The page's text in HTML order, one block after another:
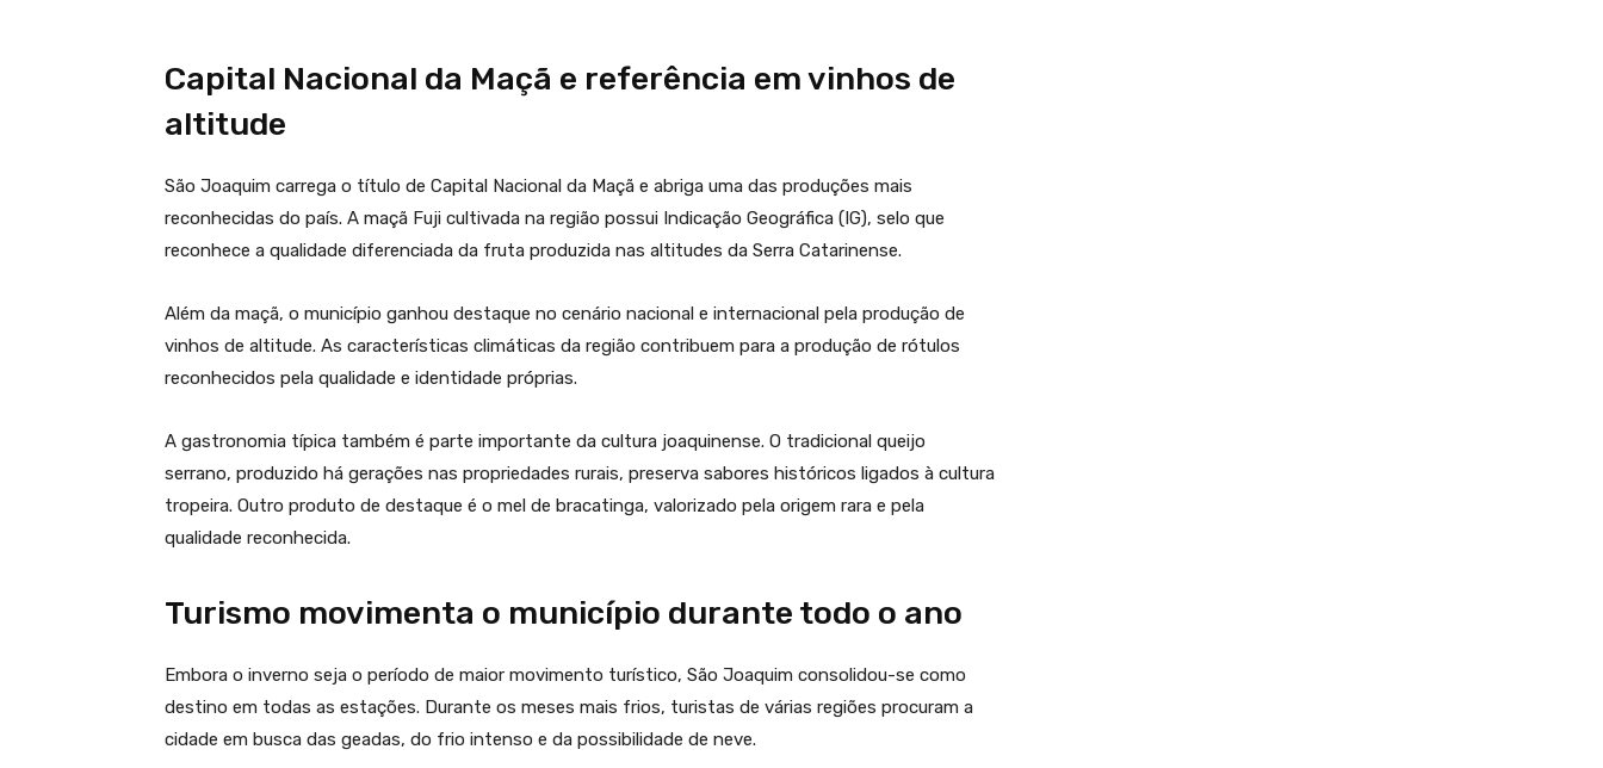
Capital Nacional da Maçã e referência em vinhos de
altitude
São Joaquim carrega o título de Capital Nacional da Maçã e abriga uma das produções mais
reconhecidas do país. A maçã Fuji cultivada na região possui Indicação Geográfica (IG), selo que
reconhece a qualidade diferenciada da fruta produzida nas altitudes da Serra Catarinense.
Além da maçã, o município ganhou destaque no cenário nacional e internacional pela produção de
vinhos de altitude. As características climáticas da região contribuem para a produção de rótulos
reconhecidos pela qualidade e identidade próprias.
A gastronomia típica também é parte importante da cultura joaquinense. O tradicional queijo
serrano, produzido há gerações nas propriedades rurais, preserva sabores históricos ligados à cultura
tropeira. Outro produto de destaque é o mel de bracatinga, valorizado pela origem rara e pela
qualidade reconhecida.
Turismo movimenta o município durante todo o ano
Embora o inverno seja o período de maior movimento turístico, São Joaquim consolidou-se como
destino em todas as estações. Durante os meses mais frios, turistas de várias regiões procuram a
cidade em busca das geadas, do frio intenso e da possibilidade de neve.